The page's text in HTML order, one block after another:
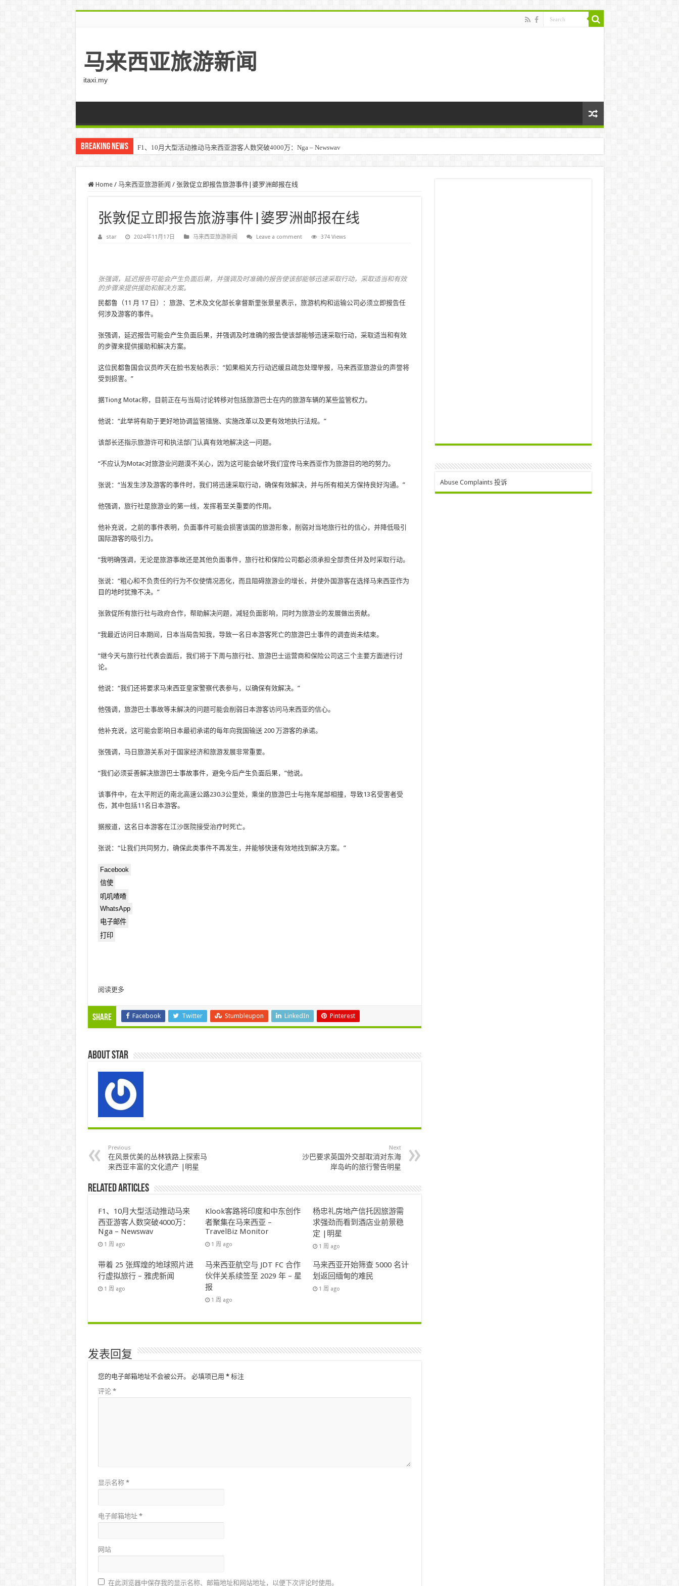
马来西亚旅游新闻
itaxi.my
Breaking News F1、10月大型活动推动马来西亚游客人数突破4000万：Nga – Newswav
Home / 马来西亚旅游新闻 / 张敦促立即报告旅游事件|婆罗洲邮报在线
张敦促立即报告旅游事件|婆罗洲邮报在线
star 2024年11月17日 马来西亚旅游新闻 Leave a comment 374 Views
张强调，延迟报告可能会产生负面后果，并强调及时准确的报告使该部能够迅速采取行动，采取适当和有效
的步骤来提供援助和解决方案。
民都鲁（11 月 17 日）：旅游、艺术及文化部长拿督斯里张景星表示，旅游机构和运输公司必须立即报告任
何涉及游客的事件。
张强调，延迟报告可能会产生负面后果，并强调及时准确的报告使该部能够迅速采取行动，采取适当和有效
的步骤来提供援助和解决方案。
这位民都鲁国会议员昨天在脸书发帖表示：“如果相关方行动迟缓且疏忽处理举报，马来西亚旅游业的声誉将
受到损害。”
据Tiong Motac称，目前正在与当局讨论转移对包括旅游巴士在内的旅游车辆的某些监管权力。
他说：“此举将有助于更好地协调监管措施、实施改革以及更有效地执行法规。”
该部长还指示旅游许可和执法部门认真有效地解决这一问题。
“不应认为Motac对旅游业问题漠不关心，因为这可能会破坏我们宣传马来西亚作为旅游目的地的努力。
张说：“当发生涉及游客的事件时，我们将迅速采取行动，确保有效解决，并与所有相关方保持良好沟通。”
他强调，旅行社是旅游业的第一线，发挥着至关重要的作用。
他补充说，之前的事件表明，负面事件可能会损害该国的旅游形象，削弱对当地旅行社的信心，并降低吸引
国际游客的吸引力。
“我明确强调，无论是旅游事故还是其他负面事件，旅行社和保险公司都必须承担全部责任并及时采取行动。
张说：“粗心和不负责任的行为不仅使情况恶化，而且阻碍旅游业的增长，并使外国游客在选择马来西亚作为
目的地时犹豫不决。”
张敦促所有旅行社与政府合作，帮助解决问题，减轻负面影响，同时为旅游业的发展做出贡献。
“我最近访问日本期间，日本当局告知我，导致一名日本游客死亡的旅游巴士事件的调查尚未结束。
“继今天与旅行社代表会面后，我们将于下周与旅行社、旅游巴士运营商和保险公司这三个主要方面进行讨
论。
他说：“我们还将要求马来西亚皇家警察代表参与，以确保有效解决。”
他强调，旅游巴士事故等未解决的问题可能会削弱日本游客访问马来西亚的信心。
他补充说，这可能会影响日本最初承诺的每年向我国输送 200 万游客的承诺。
张强调，马日旅游关系对于国家经济和旅游发展非常重要。
“我们必须妥善解决旅游巴士事故事件，避免今后产生负面后果，”他说。
该事件中，在太平附近的南北高速公路230.3公里处，乘坐的旅游巴士与拖车尾部相撞，导致13名受害者受
伤，其中包括11名日本游客。
据报道，这名日本游客在江沙医院接受治疗时死亡。
张说：“让我们共同努力，确保此类事件不再发生，并能够快速有效地找到解决方案。”
Facebook
信使
叽叽喳喳
WhatsApp
电子邮件
打印
阅读更多
Share Facebook Twitter Stumbleupon LinkedIn Pinterest
About star
Previous
在风景优美的丛林铁路上探索马
来西亚丰富的文化遗产 |明星
Next
沙巴要求英国外交部取消对东海
岸岛屿的旅行警告明星
Related Articles
F1、10月大型活动推动马来
西亚游客人数突破4000万：
Nga – Newswav
1 周 ago
Klook客路将印度和中东创作
者聚集在马来西亚 –
TravelBiz Monitor
1 周 ago
杨忠礼房地产信托因旅游需
求强劲而看到酒店业前景稳
定 |明星
1 周 ago
带着 25 张辉煌的地球照片进
行虚拟旅行 – 雅虎新闻
1 周 ago
马来西亚航空与 JDT FC 合作
伙伴关系续签至 2029 年 – 星
报
1 周 ago
马来西亚开始筛查 5000 名计
划返回缅甸的难民
1 周 ago
发表回复
您的电子邮箱地址不会被公开。 必填项已用 *标注
评论 *
显示名称 *
电子邮箱地址 *
网站
在此浏览器中保存我的显示名称、邮箱地址和网站地址，以便下次评论时使用。
Abuse Complaints 投诉